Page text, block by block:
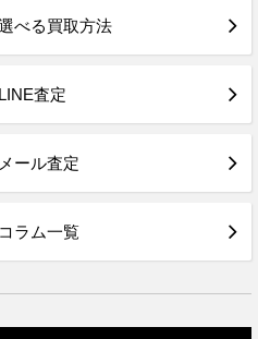
べる買取方法
LINE査定
メール査定
コラム一覧